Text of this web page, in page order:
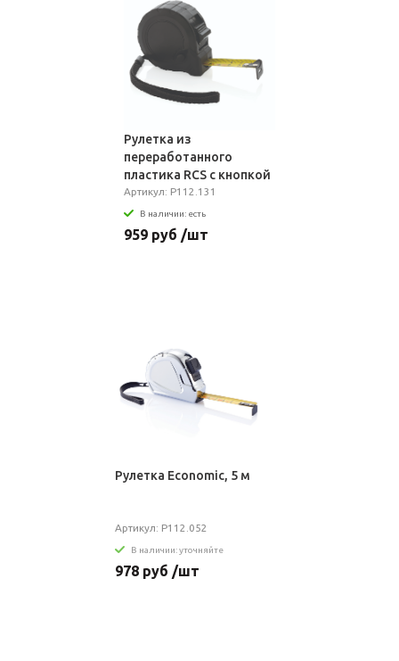
Рулетка из
переработанного
пластика RCS с кнопкой
блокировки, 5м/19 мм
Артикул: P112.131
В наличии: есть
959 руб /шт
Рулетка Economic, 5 м
Артикул: P112.052
В наличии: уточняйте
978 руб /шт